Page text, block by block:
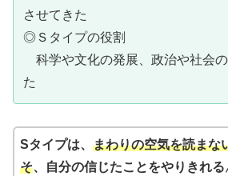
させてきた
◎Ｓタイプの役割
科学や文化の発展、政治や社会
た
Sタイプは、 まわりの空気を読まな
そ、自分の信じたことをやりきれる